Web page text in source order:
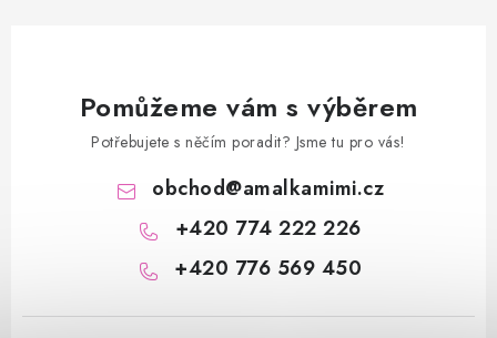
Pomůžeme vám s výběrem
Potřebujete s něčím poradit? Jsme tu pro vás!
obchod@amalkamimi.cz
+420 774 222 226
+420 776 569 450